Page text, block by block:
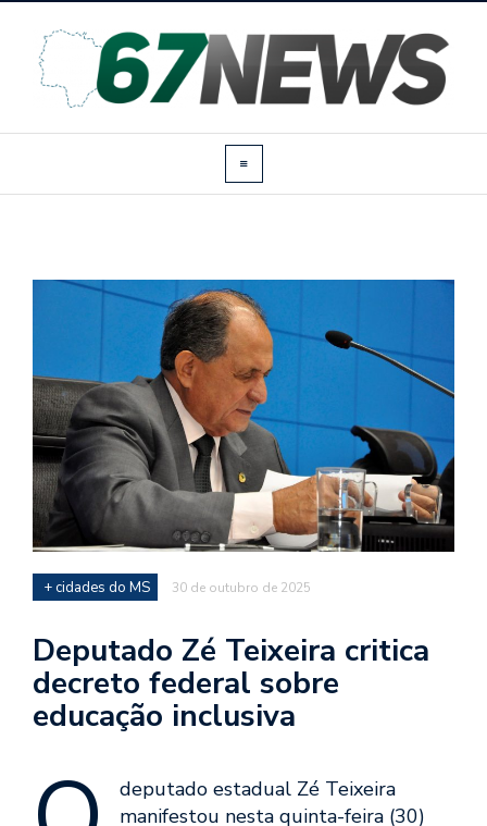
+ cidades do MS 30 de outubro de 2025
Deputado Zé Teixeira critica
decreto federal sobre
educação inclusiva
deputado estadual Zé Teixeira
manifestou nesta quinta-feira (30)